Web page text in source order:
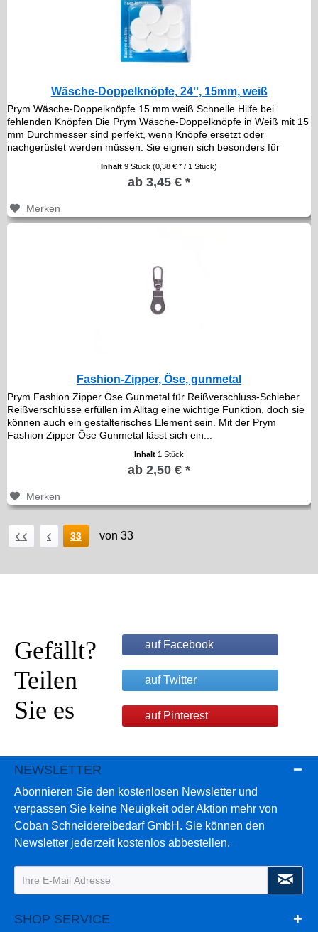
Wäsche-Doppelknöpfe, 24'', 15mm, weiß
Prym Wäsche-Doppelknöpfe 15 mm weiß Schnelle Hilfe bei
fehlenden Knöpfen Die Prym Wäsche-Doppelknöpfe in Weiß mit 15
mm Durchmesser sind perfekt, wenn Knöpfe ersetzt oder
nachgerüstet werden müssen. Sie eignen sich besonders für
Inhalt9 Stück(0,38 € * / 1 Stück)
ab 3,45 € *
Merken
Fashion-Zipper, Öse, gunmetal
Prym Fashion Zipper Öse Gunmetal für Reißverschluss-Schieber
Reißverschlüsse erfüllen im Alltag eine wichtige Funktion, doch sie
können auch ein gestalterisches Element sein. Mit der Prym
Fashion Zipper Öse Gunmetal lässt sich ein...
Inhalt 1 Stück
ab 2,50 € *
Merken
33 von 33
Gefällt?
Teilen
Sie es
auf Facebook
auf Twitter
auf Pinterest
NEWSLETTER
Abonnieren Sie den kostenlosen Newsletter und
verpassen Sie keine Neuigkeit oder Aktion mehr von
Coban Schneidereibedarf GmbH. Sie können den
Newsletter jederzeit kostenlos abbestellen.
SHOP SERVICE